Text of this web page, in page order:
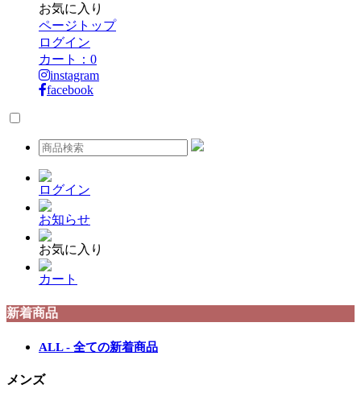
お気に入り
ページトップ
ログイン
カート： 0
instagram
facebook
ログイン
お知らせ
お気に入り
カート
新着商品
ALL - 全ての新着商品
メンズ